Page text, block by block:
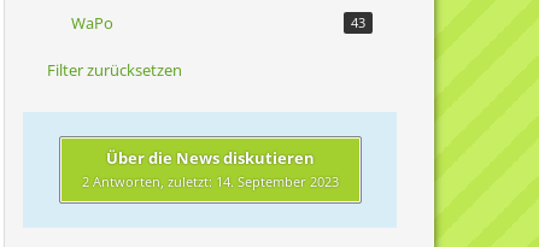
WaPo 43
Filter zurücksetzen
Über die News diskutieren
2 Antworten, zuletzt: 14. September 2023